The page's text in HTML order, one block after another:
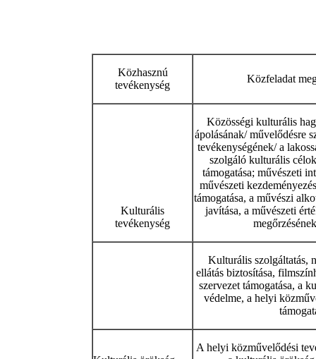
Közhasznú
tevékenység
Közfeladat
Kulturális
tevékenység
Közösségi kulturális
ápolásának/ művelődésre
tevékenységének/ a
szolgáló kulturális
támogatása; művészeti
művészeti
támogatása, a művészi
javítása, a művészeti
Kulturális szolgáltatás,
ellátás biztosítása,
szervezet támogatása, a
védelme, a helyi
A helyi közművelődési